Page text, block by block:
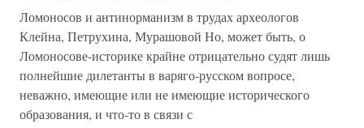
Ломоносов и антинорманизм в трудах археологов
Клейна, Петрухина, Мурашовой Но, может быть, о
Ломоносове-историке крайне отрицательно судят лишь
полнейшие дилетанты в варяго-русском вопросе,
неважно, имеющие или не имеющие исторического
образования, и что-то в связи с